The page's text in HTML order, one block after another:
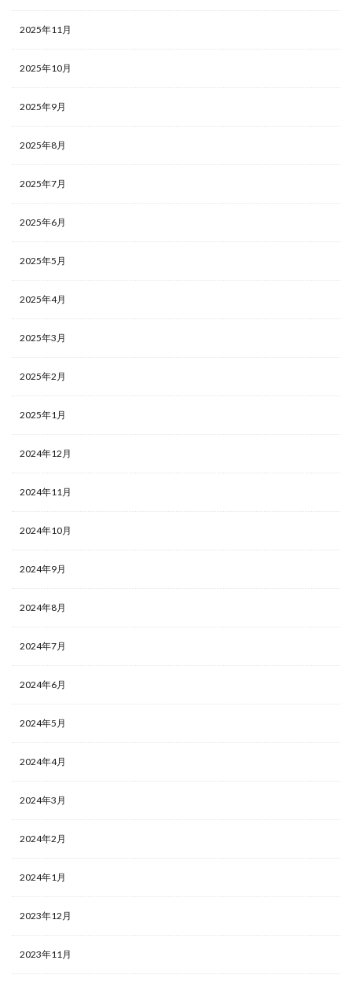
2025年11月
2025年10月
2025年9月
2025年8月
2025年7月
2025年6月
2025年5月
2025年4月
2025年3月
2025年2月
2025年1月
2024年12月
2024年11月
2024年10月
2024年9月
2024年8月
2024年7月
2024年6月
2024年5月
2024年4月
2024年3月
2024年2月
2024年1月
2023年12月
2023年11月